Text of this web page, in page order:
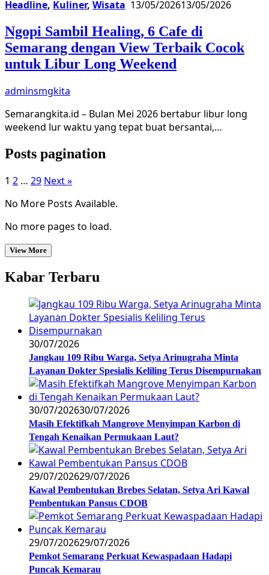
Headline, Kuliner, Wisata 13/05/202613/05/2026
Ngopi Sambil Healing, 6 Cafe di
Semarang dengan View Terbaik Cocok
untuk Libur Long Weekend
adminsmgkita
Semarangkita.id – Bulan Mei 2026 bertabur libur long
weekend lur waktu yang tepat buat bersantai,…
Posts pagination
1 2 … 29 Next »
No More Posts Available.
No more pages to load.
View More
Kabar Terbaru
30/07/2026
Jangkau 109 Ribu Warga, Setya Arinugraha Minta
Layanan Dokter Spesialis Keliling Terus Disempurnakan
30/07/202630/07/2026
Masih Efektifkah Mangrove Menyimpan Karbon di
Tengah Kenaikan Permukaan Laut?
29/07/202629/07/2026
Kawal Pembentukan Brebes Selatan, Setya Ari Kawal
Pembentukan Pansus CDOB
29/07/202629/07/2026
Pemkot Semarang Perkuat Kewaspadaan Hadapi
Puncak Kemarau